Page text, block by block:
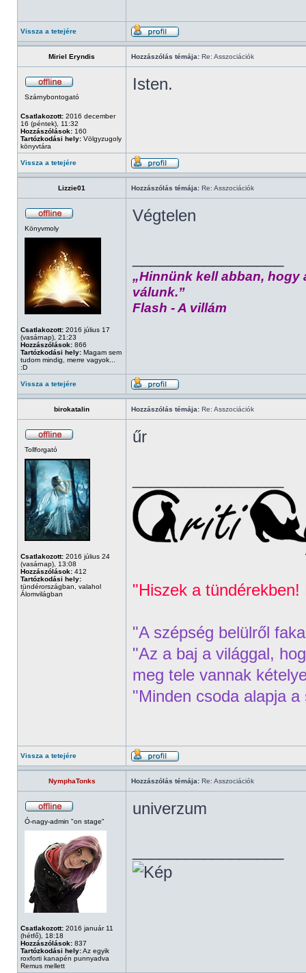
Vissza a tetejére
Miriel Eryndis Hozzászólás témája: Re: Asszociációk
Szárnybontogató
Csatlakozott: 2016 december
16 (péntek), 11:32
Hozzászólások: 160
Tartózkodási hely: Völgyzugoly
könyvtára
Isten.
Vissza a tetejére
Lizzie01 Hozzászólás témája: Re: Asszociációk
Könyvmoly
Csatlakozott: 2016 július 17
(vasárnap), 21:23
Hozzászólások: 866
Tartózkodási hely: Magam sem
tudom mindig, merre vagyok...
:D
Végtelen
„Hinnünk kell abban, hogy
válunk.”
Flash - A villám
Vissza a tetejére
birokatalin Hozzászólás témája: Re: Asszociációk
Tollforgató
Csatlakozott: 2016 július 24
(vasárnap), 13:08
Hozzászólások: 412
Tartózkodási hely:
tündérországban, valahol
Álomvilágban
űr
"Hiszek a
"A szépség belülről
"Az a baj a világgal,
meg tele vannak
"Minden csoda alapja a
Vissza a tetejére
NymphaTonks Hozzászólás témája: Re: Asszociációk
Ó-nagy-admin "on stage"
Csatlakozott: 2016 január 11
(hétfő), 18:18
Hozzászólások: 837
Tartózkodási hely:Az egyik
roxforti kanapén punnyadva
Remus mellett
univerzum